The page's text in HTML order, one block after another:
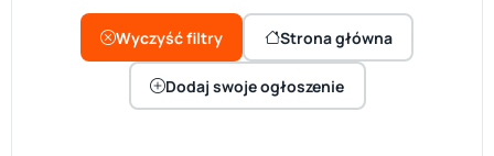
Wyczyść filtry Strona główna
Dodaj swoje ogłoszenie